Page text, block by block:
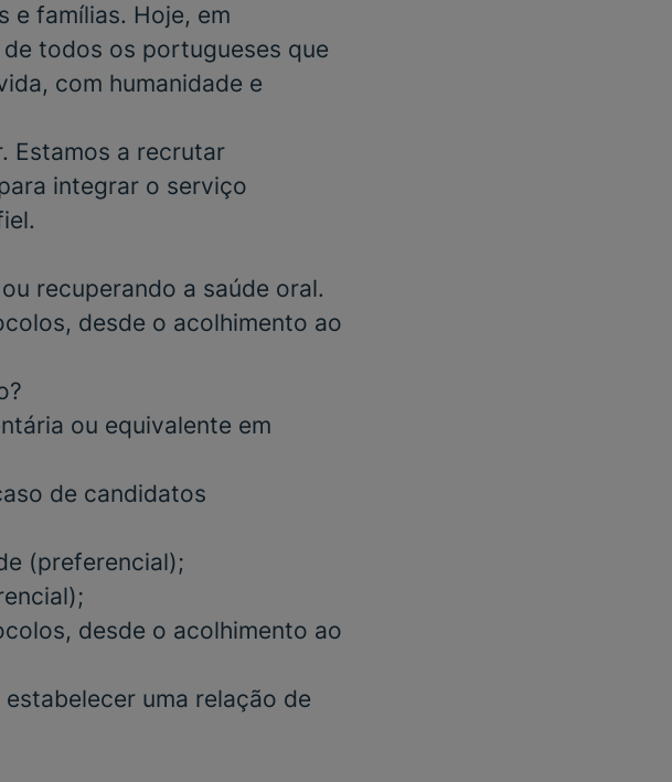
e famílias. Hoje, em
todos os portugueses que
com humanidade e
Estamos a recrutar
integrar o serviço
recuperando a saúde oral.
desde o acolhimento ao
ou equivalente em
de candidatos
(preferencial);
;
desde o acolhimento ao
uma relação de